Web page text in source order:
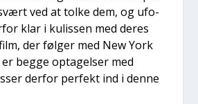
ved at tol­ke dem, og ufo­
klar i kulis­sen med deres
der føl­ger med New York
beg­ge opta­gel­ser med
der­for per­fekt ind i den­ne